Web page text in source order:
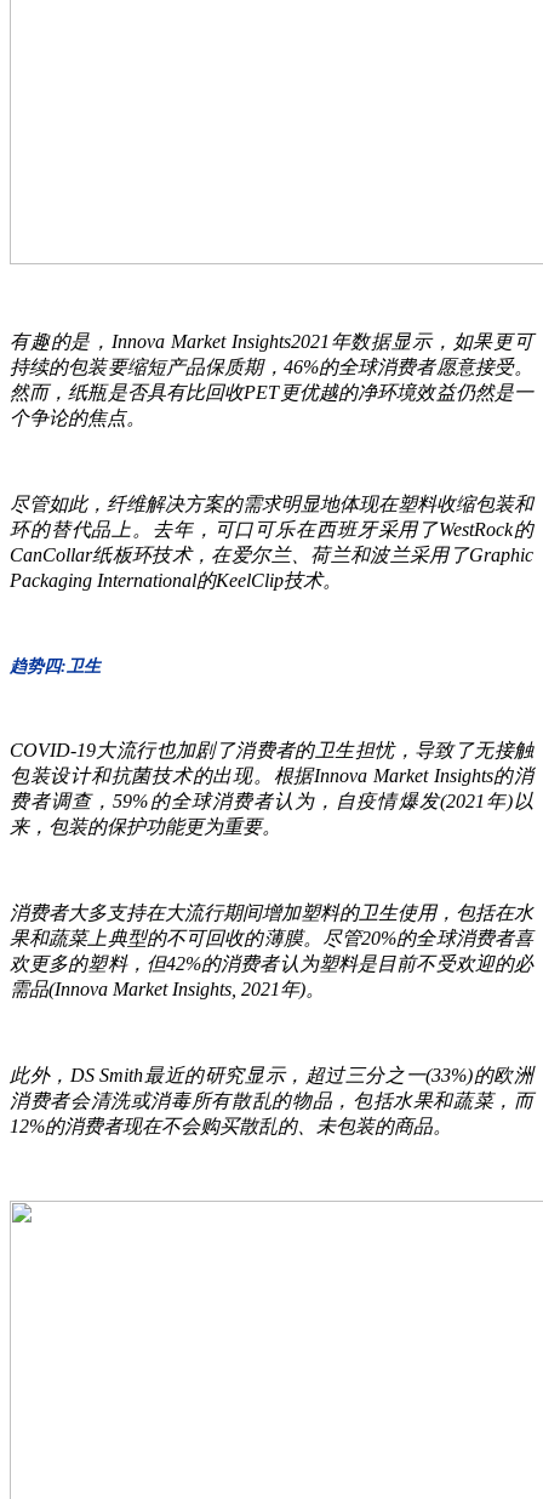
有趣的是，Innova Market Insights2021年数据显示，如果更可
持续的包装要缩短产品保质期，46%的全球消费者愿意接受。
然而，纸瓶是否具有比回收PET更优越的净环境效益仍然是一
个争论的焦点。
尽管如此，纤维解决方案的需求明显地体现在塑料收缩包装和
环的替代品上。去年，可口可乐在西班牙采用了WestRock的
CanCollar纸板环技术，在爱尔兰、荷兰和波兰采用了Graphic
Packaging International的KeelClip技术。
趋势四:卫生
COVID-19大流行也加剧了消费者的卫生担忧，导致了无接触
包装设计和抗菌技术的出现。根据Innova Market Insights的消
费者调查，59%的全球消费者认为，自疫情爆发(2021年)以
来，包装的保护功能更为重要。
消费者大多支持在大流行期间增加塑料的卫生使用，包括在水
果和蔬菜上典型的不可回收的薄膜。尽管20%的全球消费者喜
欢更多的塑料，但42%的消费者认为塑料是目前不受欢迎的必
需品(Innova Market Insights, 2021年)。
此外，DS Smith最近的研究显示，超过三分之一(33%)的欧洲
消费者会清洗或消毒所有散乱的物品，包括水果和蔬菜，而
12%的消费者现在不会购买散乱的、未包装的商品。